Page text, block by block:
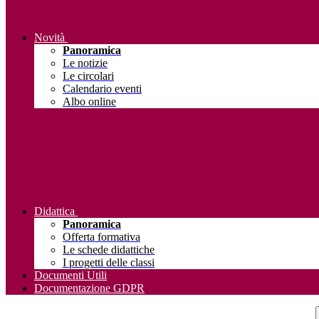
Novità
Panoramica
Le notizie
Le circolari
Calendario eventi
Albo online
Didattica
Panoramica
Offerta formativa
Le schede didattiche
I progetti delle classi
Documenti Utili
Documentazione GDPR